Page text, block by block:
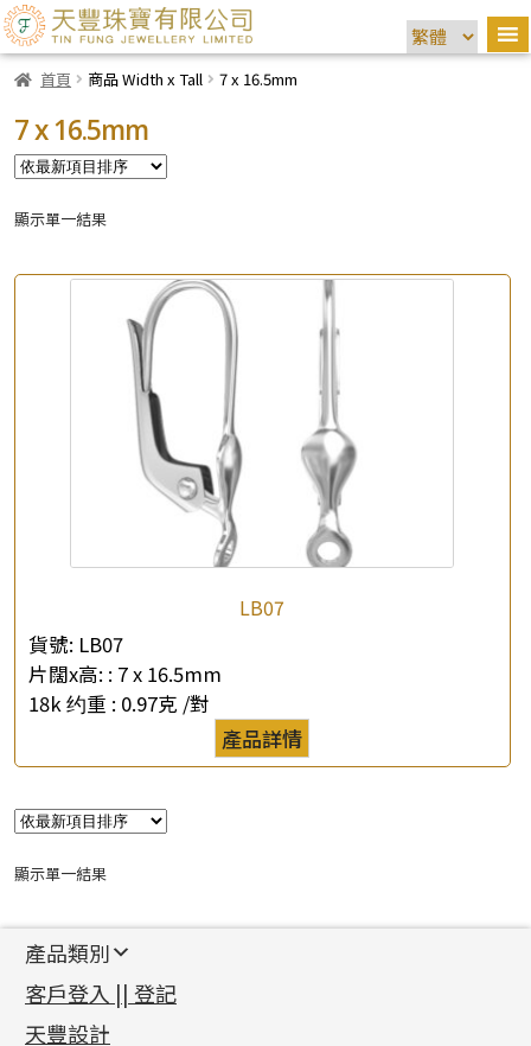
首頁 商品 Width x Tall 7 x 16.5mm
7 x 16.5mm
顯示單一結果
LB07
貨號: LB07
片闊x高: : 7 x 16.5mm
18k 约重 : 0.97克 /對
產品詳情
產品查詢
*你的名字
公司名稱
顯示單一結果
產品類別
新產品
足金系列
客戶登入 || 登記
天豐設計